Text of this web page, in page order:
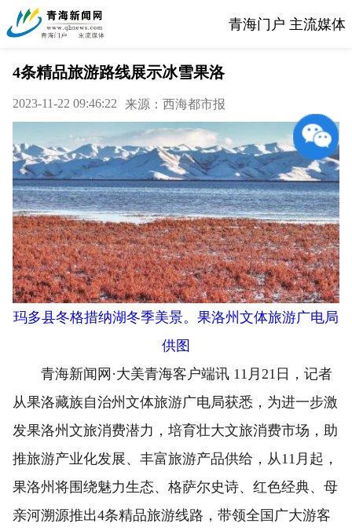
青海门户 主流媒体
4条精品旅游路线展示冰雪果洛
2023-11-22 09:46:22 来源：西海都市报
玛多县冬格措纳湖冬季美景。果洛州文体旅游广电局
供图
青海新闻网·大美青海客户端讯 11月21日，记者
从果洛藏族自治州文体旅游广电局获悉，为进一步激
发果洛州文旅消费潜力，培育壮大文旅消费市场，助
推旅游产业化发展、丰富旅游产品供给，从11月起，
果洛州将围绕魅力生态、格萨尔史诗、红色经典、母
亲河溯源推出4条精品旅游线路，带领全国广大游客